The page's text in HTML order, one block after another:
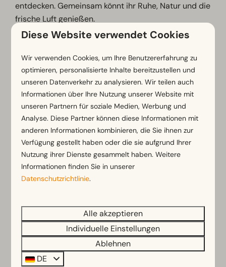
entdecken. Gemeinsam könnt ihr Ruhe, Natur und die
frische Luft genießen.
Auch außerhalb des Parks gibt es viele
erkunden. Frage an der Rezeption nach den
schönsten Wanderwegen und Tipps für Ausflüge. An
warmen Tagen kann dein Hund sich außerdem im
kleinen Fluss Kleine Geul, in der Nähe der
Geulhemermolen, abkühlen.
Gut zu wissen:
Hunde sind auf dem Campingplatz und in
ausgewählten Unterkünften erlaubt
Im Park gilt eine Leinenpflicht
Wandermöglichkeiten
Auf dem Campingplatz ist eine Hundedusche
vorhanden
Wanderwege und Tipps sind an der Rezeption
erhältlich
Diese Website verwendet Cookies
Wir verwenden Cookies, um Ihre Benutzererfahrung zu
optimieren, personalisierte Inhalte bereitzustellen und
unseren Datenverkehr zu analysieren. Wir teilen auch
Informationen über Ihre Nutzung unserer Website mit
unseren Partnern für soziale Medien, Werbung und
Analyse. Diese Partner können diese Informationen mit
anderen Informationen kombinieren, die Sie ihnen zur
Verfügung gestellt haben oder die sie aufgrund Ihrer
Nutzung ihrer Dienste gesammelt haben. Weitere
Informationen finden Sie in unserer
Datenschutzrichtlinie.
Alle akzeptieren
Individuelle Einstellungen
Ablehnen
DE